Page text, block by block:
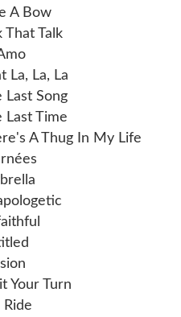
A Bow
That Talk
La, La, La
Last Song
Last Time
A Thug In My Life
Your Turn